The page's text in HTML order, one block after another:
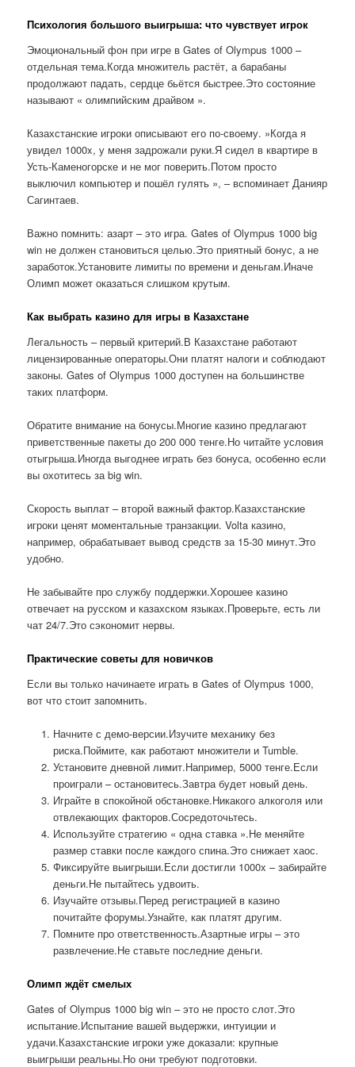
Психология большого выигрыша: что чувствует игрок
Эмоциональный фон при игре в Gates of Olympus 1000 –
отдельная тема.Когда множитель растёт, а барабаны
продолжают падать, сердце бьётся быстрее.Это состояние
называют « олимпийским драйвом ».
Казахстанские игроки описывают его по-своему. »Когда я
увидел 1000x, у меня задрожали руки.Я сидел в квартире в
Усть-Каменогорске и не мог поверить.Потом просто
выключил компьютер и пошёл гулять », – вспоминает Данияр
Сагинтаев.
Важно помнить: азарт – это игра. Gates of Olympus 1000 big
win не должен становиться целью.Это приятный бонус, а не
заработок.Установите лимиты по времени и деньгам.Иначе
Олимп может оказаться слишком крутым.
Как выбрать казино для игры в Казахстане
Легальность – первый критерий.В Казахстане работают
лицензированные операторы.Они платят налоги и соблюдают
законы. Gates of Olympus 1000 доступен на большинстве
таких платформ.
Обратите внимание на бонусы.Многие казино предлагают
приветственные пакеты до 200 000 тенге.Но читайте условия
отыгрыша.Иногда выгоднее играть без бонуса, особенно если
вы охотитесь за big win.
Скорость выплат – второй важный фактор.Казахстанские
игроки ценят моментальные транзакции. Volta казино,
например, обрабатывает вывод средств за 15-30 минут.Это
удобно.
Не забывайте про службу поддержки.Хорошее казино
отвечает на русском и казахском языках.Проверьте, есть ли
чат 24/7.Это сэкономит нервы.
Практические советы для новичков
Если вы только начинаете играть в Gates of Olympus 1000,
вот что стоит запомнить.
Начните с демо-версии.Изучите механику без
риска.Поймите, как работают множители и Tumble.
Установите дневной лимит.Например, 5000 тенге.Если
проиграли – остановитесь.Завтра будет новый день.
Играйте в спокойной обстановке.Никакого алкоголя или
отвлекающих факторов.Сосредоточьтесь.
Используйте стратегию « одна ставка ».Не меняйте
размер ставки после каждого спина.Это снижает хаос.
Фиксируйте выигрыши.Если достигли 1000x – забирайте
деньги.Не пытайтесь удвоить.
Изучайте отзывы.Перед регистрацией в казино
почитайте форумы.Узнайте, как платят другим.
Помните про ответственность.Азартные игры – это
развлечение.Не ставьте последние деньги.
Олимп ждёт смелых
Gates of Olympus 1000 big win – это не просто слот.Это
испытание.Испытание вашей выдержки, интуиции и
удачи.Казахстанские игроки уже доказали: крупные
выигрыши реальны.Но они требуют подготовки.